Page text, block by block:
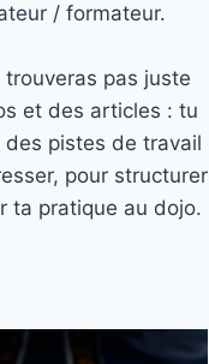
/ formateur.
trouveras pas juste
et des articles : tu
des pistes de travail
pour structurer
ta pratique au dojo.